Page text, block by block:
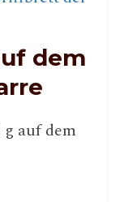
dem
g auf dem